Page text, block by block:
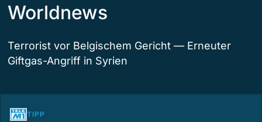
Worldnews
Terrorist vor Belgischem Gericht — Erneuter
Giftgas-Angriff in Syrien
TIPP